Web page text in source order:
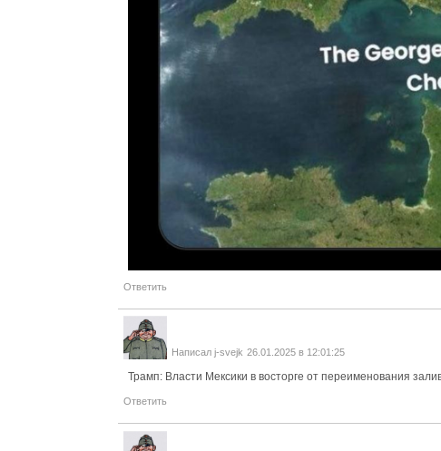
Ответить
Написал j-svejk 26.01.2025 в 12:01:25
Трамп: Власти Мексики в восторге от переименования
Ответить